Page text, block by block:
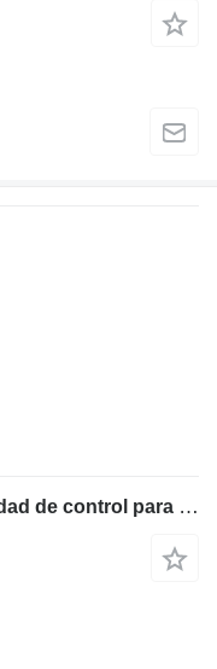
Caterpillar 2705948 - 3698503 unidad de control para Caterpillar 345C 311D 312D 314D 315D 345D 319D 349D 312E 314E 316E 311F 313F 314F 315F 316F 318F 320D3 312D2 313D2 318D2 349D2 excavadora